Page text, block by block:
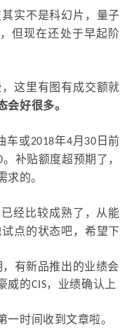
实不是科幻片，量子
但现在还处于早起阶
这里有图有成交额就
会好很多。
或2018年4月30日前
补贴额度超预期了，
求的。
经比较成熟了，从能
点的状态吧，希望下
有新品推出的业绩会
的CIS，业绩确认上
一时间收到文章啦。